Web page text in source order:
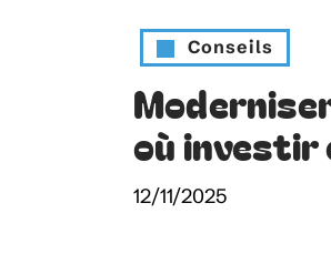
Conseils
où investir
12/11/2025